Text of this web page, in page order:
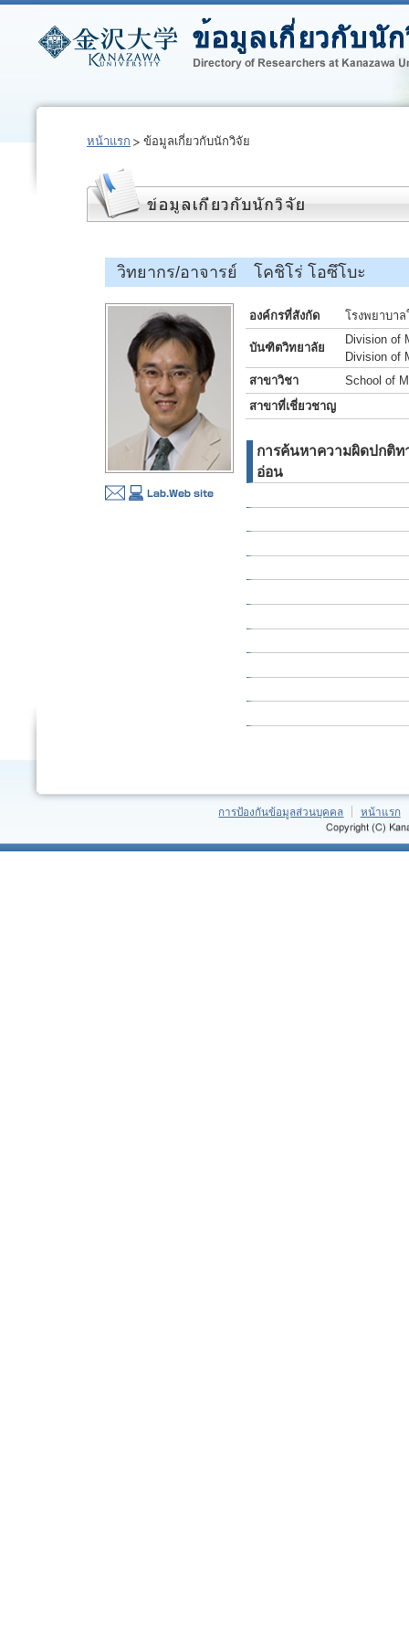
หน้าแรก ข้อมูลเกี่ยวกับนักวิจัย
วิทยากร/อาจารย์ โคชิโร่ โอซึโบะ
องค์กรที่สังกัด โรงพยาบา
บันฑิตวิทยาลัย
Division of
Division of
สาขาวิชา
School of
สาขาที่เชี่ยวชาญ
การค้นหาความผิดปกติท
อ่อน
การป้องกันข้อมูลส่วนบุคคล หน้าแรก